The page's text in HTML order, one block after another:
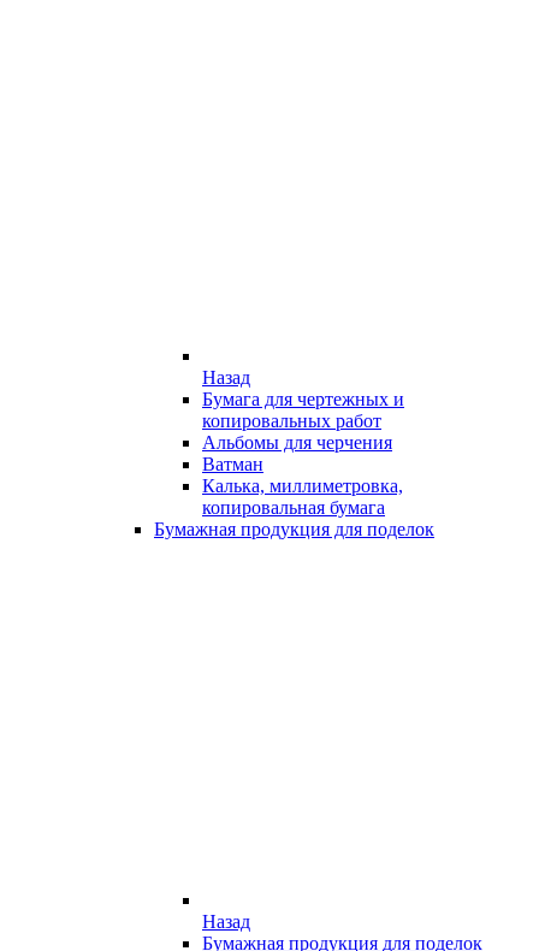
Назад
Бумага для чертежных и
копировальных работ
Альбомы для черчения
Ватман
Калька, миллиметровка,
копировальная бумага
Бумажная продукция для поделок
Назад
Бумажная продукция для поделок